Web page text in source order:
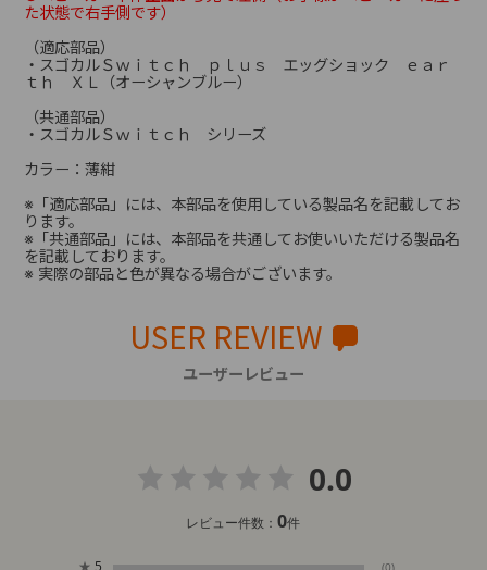
た状態で右手側です）
（適応部品）
・スゴカルＳｗｉｔｃｈ ｐｌｕｓ エッグショック ｅａｒ
ｔｈ ＸＬ（オーシャンブルー）
（共通部品）
・スゴカルＳｗｉｔｃｈ シリーズ
カラー：薄紺
※「適応部品」には、本部品を使用している製品名を記載してお
ります。
※「共通部品」には、本部品を共通してお使いいただける製品名
を記載しております。
※ 実際の部品と色が異なる場合がございます。
USER REVIEW
ユーザーレビュー
0.0
レビュー件数：0件
★ 5 (0)